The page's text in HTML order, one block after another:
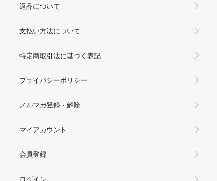
返品について
支払い方法について
特定商取引法に基づく表記
プライバシーポリシー
メルマガ登録・解除
マイアカウント
会員登録
ログイン